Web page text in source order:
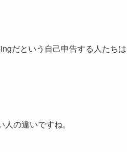
だという自己申告する人たちは
の違いですね。